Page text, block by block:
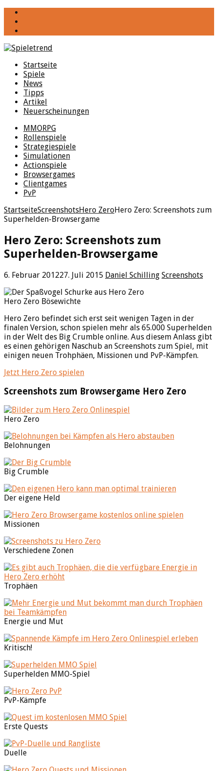
Startseite
Spiele
News
Tipps
Artikel
Neuerscheinungen
MMORPG
Rollenspiele
Strategiespiele
Simulationen
Actionspiele
Browsergames
Clientgames
PvP
StartseiteScreenshotsHero ZeroHero Zero: Screenshots zum
Superhelden-Browsergame
Hero Zero: Screenshots zum
Superhelden-Browsergame
6. Februar 201227. Juli 2015 Daniel Schilling Screenshots
Hero Zero Bösewichte
Hero Zero befindet sich erst seit wenigen Tagen in der
finalen Version, schon spielen mehr als 65.000 Superhelden
in der Welt des Big Crumble online. Aus diesem Anlass gibt
es einen gehörigen Naschub an Screenshots zum Spiel, mit
einigen neuen Trohphäen, Missionen und PvP-Kämpfen.
Jetzt Hero Zero spielen
Screenshots zum Browsergame Hero Zero
Hero Zero
Belohnungen
Big Crumble
Der eigene Held
Missionen
Verschiedene Zonen
Trophäen
Energie und Mut
Kritisch!
Superhelden MMO-Spiel
PvP-Kämpfe
Erste Quests
Duelle